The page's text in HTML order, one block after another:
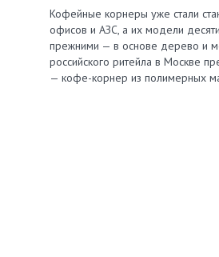
Кофейные корнеры уже стали
офисов и АЗС, а их модели
прежними — в основе дерево и
российского ритейла в Москве
— кофе-корнер из полимерных